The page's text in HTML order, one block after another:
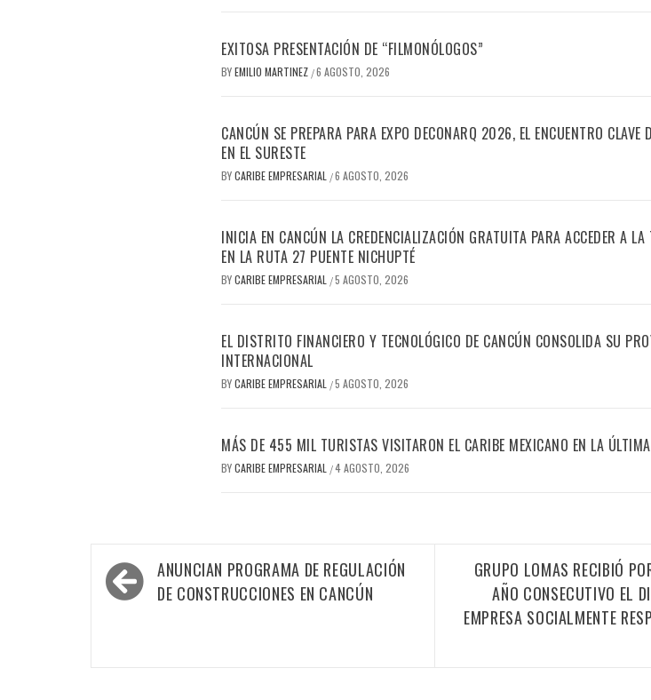
EXITOSA PRESENTACIÓN DE “FILMONÓLOGOS”
BYEMILIO MARTINEZ /6 AGOSTO, 2026
CANCÚN SE PREPARA PARA EXPO DECONARQ 2026, EL ENCUENTRO CLAVE
EN EL SURESTE
BYCARIBE EMPRESARIAL /6 AGOSTO, 2026
INICIA EN CANCÚN LA CREDENCIALIZACIÓN GRATUITA PARA ACCEDER A
EN LA RUTA 27 PUENTE NICHUPTÉ
BYCARIBE EMPRESARIAL /5 AGOSTO, 2026
EL DISTRITO FINANCIERO Y TECNOLÓGICO DE CANCÚN CONSOLIDA SU
INTERNACIONAL
BYCARIBE EMPRESARIAL /5 AGOSTO, 2026
MÁS DE 455 MIL TURISTAS VISITARON EL CARIBE MEXICANO EN LA
BYCARIBE EMPRESARIAL /4 AGOSTO, 2026
Navegación
de
ANUNCIAN PROGRAMA DE REGULACIÓN
DE CONSTRUCCIONES EN CANCÚN
GRUPO LOMAS RECIBIÓ
AÑO CONSECUTIVO EL
EMPRESA SOCIALMENTE